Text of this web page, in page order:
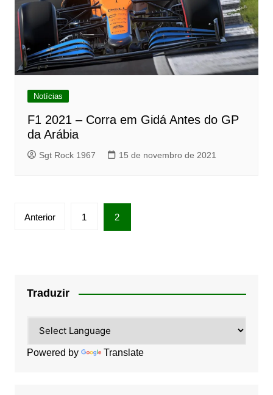
Notícias
F1 2021 – Corra em Gidá Antes do GP
da Arábia
Sgt Rock 1967 15 de novembro de 2021
Paginação
Anterior 1 2
Traduzir
Powered by Translate